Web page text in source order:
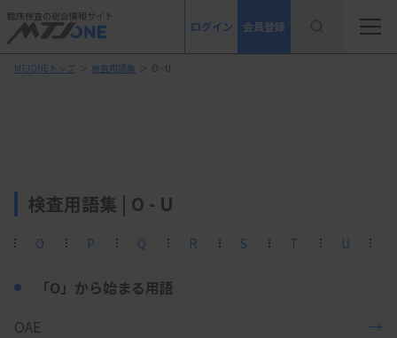
臨床検査の総合情報サイト
ログイン 会員登録
MTJONEトップ ＞ 検査用語集 ＞ O - U
検査用語集 | O - U
O P Q R S T U
「O」から始まる用語
OAE
→